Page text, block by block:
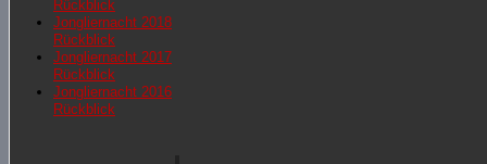
Rückblick
Jongliernacht 2018
Rückblick
Jongliernacht 2017
Rückblick
Jongliernacht 2016
Rückblick